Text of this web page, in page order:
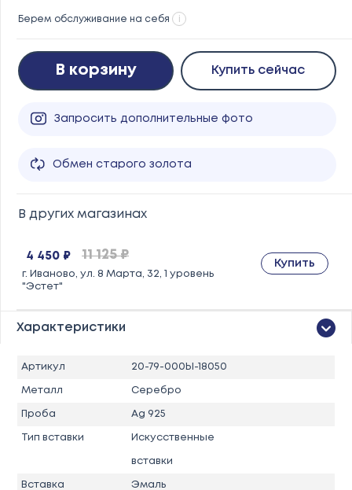
Берем обслуживание на себя i
В корзину Купить сейчас
Запросить дополнительные фото
Обмен старого золота
В других магазинах
4 450 ₽ 11 125 ₽
г. Иваново, ул. 8 Марта, 32, 1 уровень
"Эстет"
Купить
Характеристики
Артикул 20-79-000Ы-18050
Металл Серебро
Проба Ag 925
Тип вставки Искусственные
вставки
Вставка Эмаль